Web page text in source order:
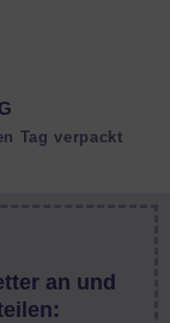
Tag verpackt
an und